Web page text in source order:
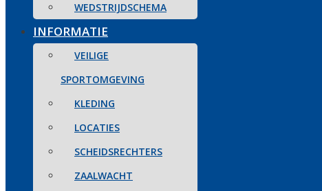
WEDSTRIJDSCHEMA
INFORMATIE
VEILIGE
SPORTOMGEVING
KLEDING
LOCATIES
SCHEIDSRECHTERS
ZAALWACHT